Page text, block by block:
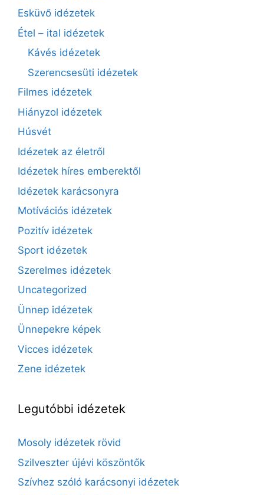
Esküvő idézetek
Étel – ital idézetek
Kávés idézetek
Szerencsesüti idézetek
Filmes idézetek
Hiányzol idézetek
Húsvét
Idézetek az életről
Idézetek híres emberektől
Idézetek karácsonyra
Motívációs idézetek
Pozitív idézetek
Sport idézetek
Szerelmes idézetek
Uncategorized
Ünnep idézetek
Ünnepekre képek
Vicces idézetek
Zene idézetek
Legutóbbi idézetek
Mosoly idézetek rövid
Szilveszter újévi köszöntők
Szívhez szóló karácsonyi idézetek